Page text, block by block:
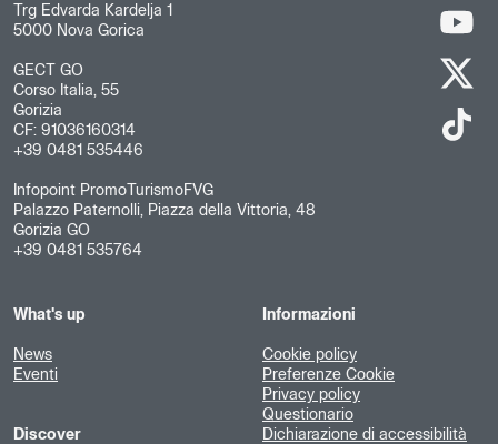
Trg Edvarda Kardelja 1
5000 Nova Gorica
GECT GO
Corso Italia, 55
Gorizia
CF: 91036160314
+39 0481 535446
Infopoint PromoTurismoFVG
Palazzo Paternolli, Piazza della Vittoria, 48
Gorizia GO
+39 0481 535764
What's up
News
Eventi
Discover
Informazioni
Cookie policy
Preferenze Cookie
Privacy policy
Questionario
Dichiarazione di accessibilità